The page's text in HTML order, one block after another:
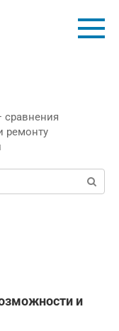
сравнения
ремонту
и